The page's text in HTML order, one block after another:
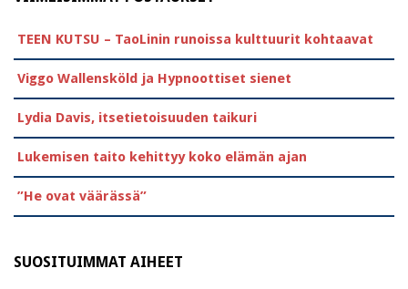
TEEN KUTSU – TaoLinin runoissa kulttuurit kohtaavat
Viggo Wallensköld ja Hypnoottiset sienet
Lydia Davis, itsetietoisuuden taikuri
Lukemisen taito kehittyy koko elämän ajan
”He ovat väärässä”
SUOSITUIMMAT AIHEET